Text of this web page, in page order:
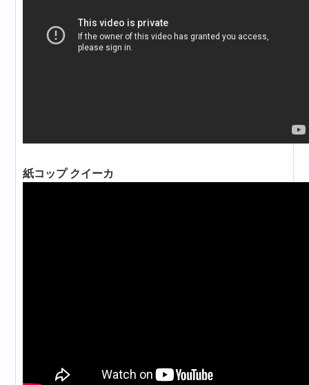
紙コップ クイーカ